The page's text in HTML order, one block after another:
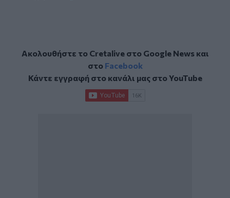
Ακολουθήστε το Cretalive στο Google Newsκαι
στο Facebook
Κάντε εγγραφή στο κανάλι μας στοYouTube